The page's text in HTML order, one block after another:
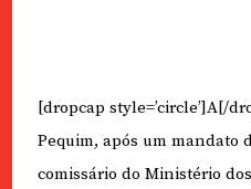
[dropcap style=’circle’]A[/
Pequim, após um mandato
comissário do Ministério